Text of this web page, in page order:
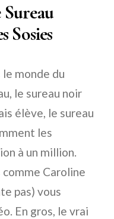
Sosies
monde du
le sureau noir
élève, le sureau
les
à un million.
Caroline
pas) vous
En gros, le vrai